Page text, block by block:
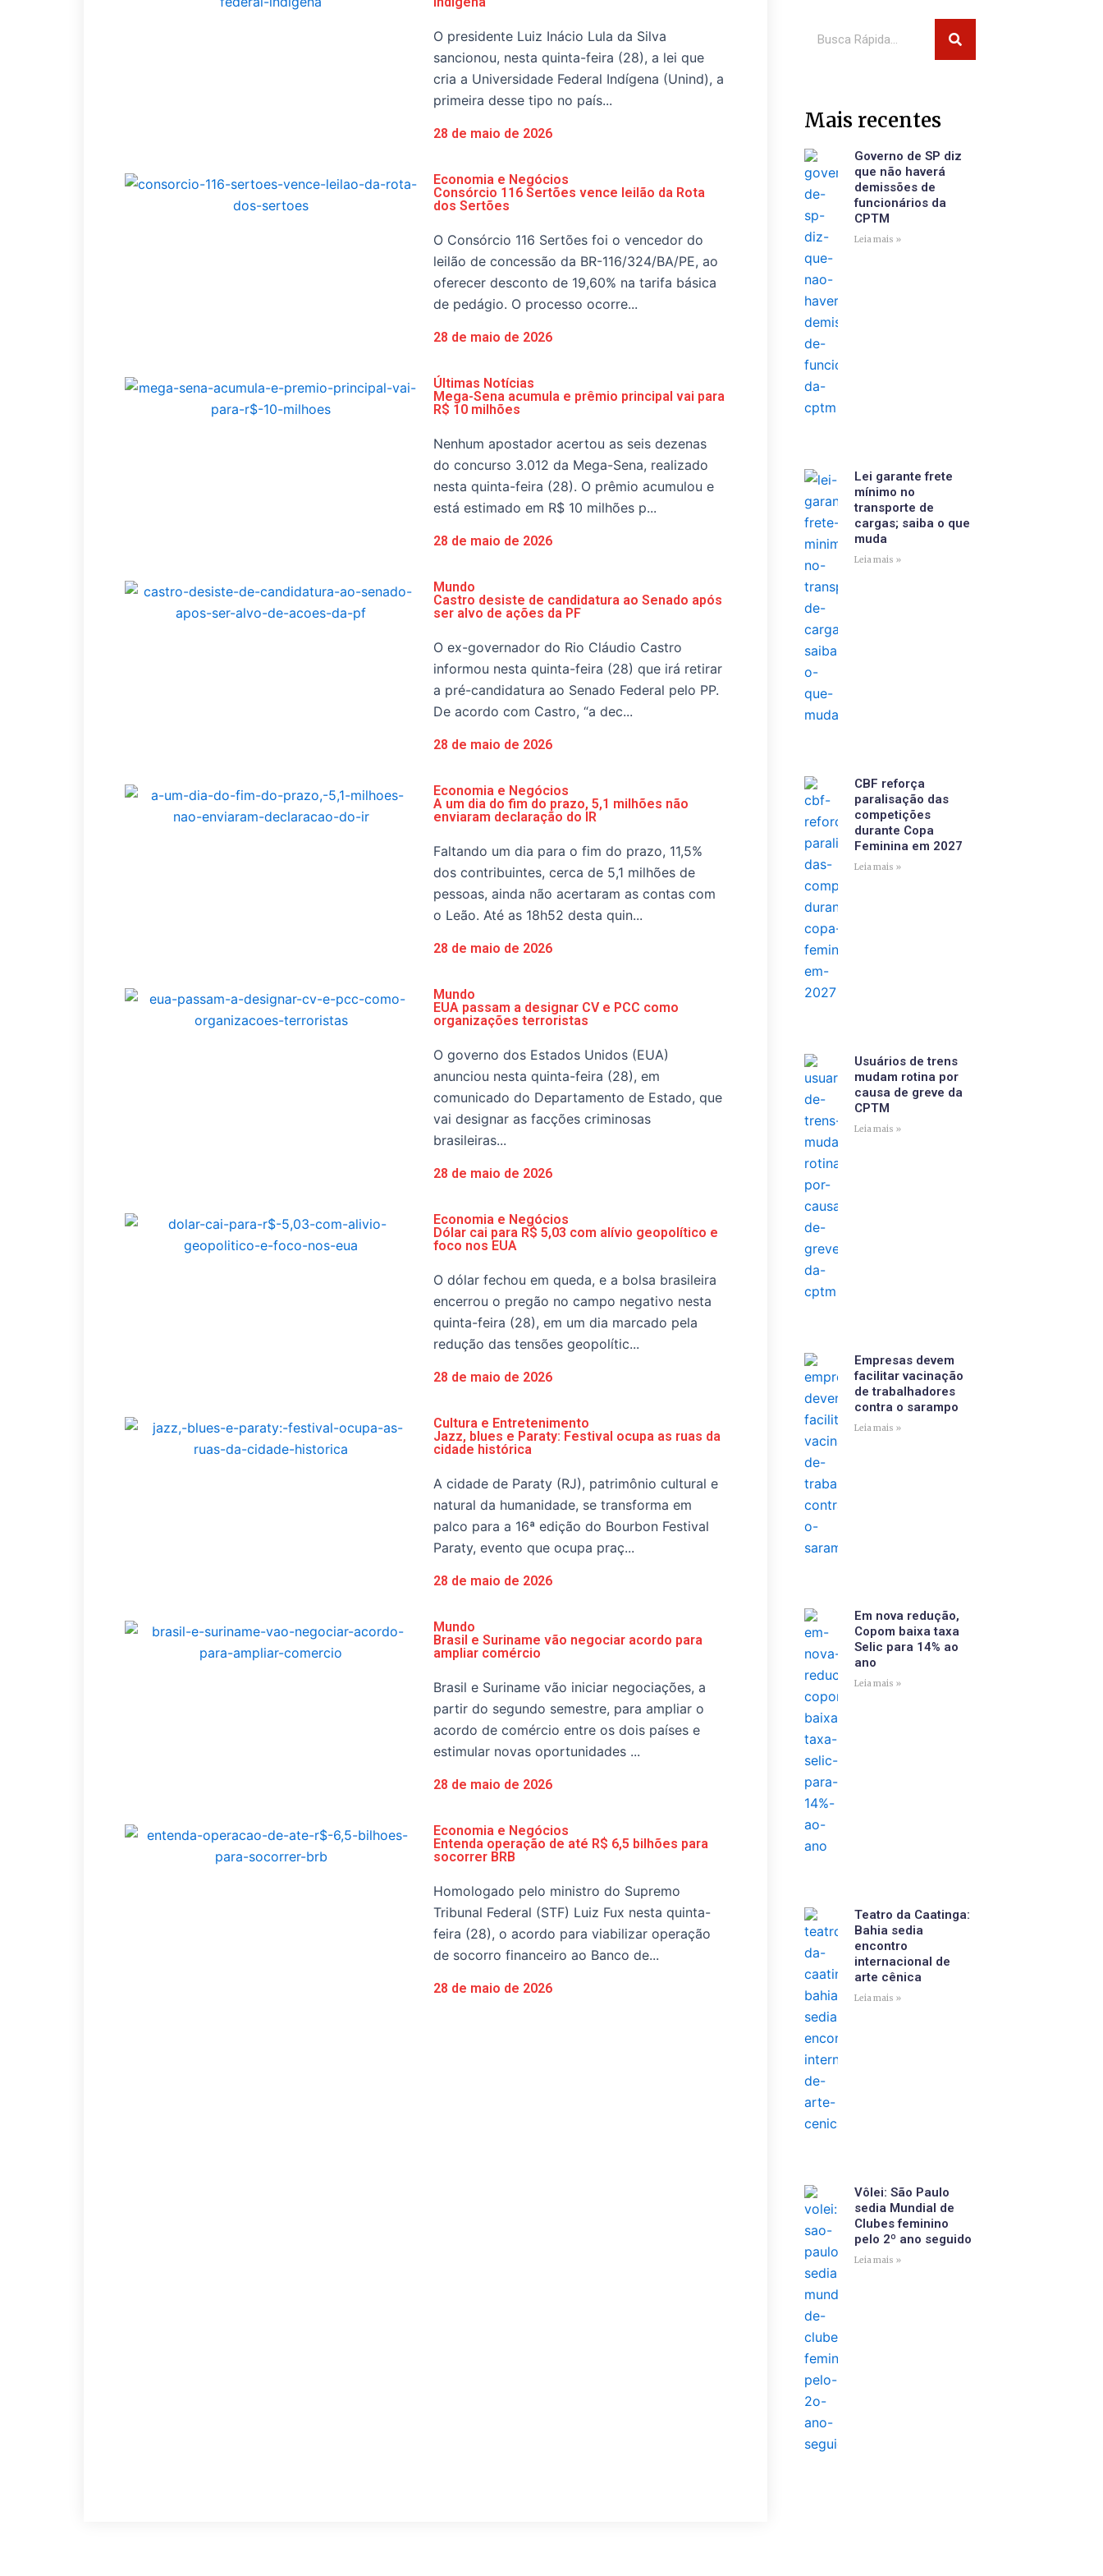
O presidente Luiz Inácio Lula da Silva
sancionou, nesta quinta-feira (28), a lei que
cria a Universidade Federal Indígena (Unind), a
primeira desse tipo no país...
28 de maio de 2026
Economia e Negócios
Consórcio 116 Sertões vence leilão da Rota
dos Sertões
O Consórcio 116 Sertões foi o vencedor do
leilão de concessão da BR-116/324/BA/PE, ao
oferecer desconto de 19,60% na tarifa básica
de pedágio. O processo ocorre...
28 de maio de 2026
Últimas Notícias
Mega-Sena acumula e prêmio principal vai para
R$ 10 milhões
Nenhum apostador acertou as seis dezenas
do concurso 3.012 da Mega-Sena, realizado
nesta quinta-feira (28). O prêmio acumulou e
está estimado em R$ 10 milhões p...
28 de maio de 2026
Mundo
Castro desiste de candidatura ao Senado após
ser alvo de ações da PF
O ex-governador do Rio Cláudio Castro
informou nesta quinta-feira (28) que irá retirar
a pré-candidatura ao Senado Federal pelo PP.
De acordo com Castro, “a dec...
28 de maio de 2026
Economia e Negócios
A um dia do fim do prazo, 5,1 milhões não
enviaram declaração do IR
Faltando um dia para o fim do prazo, 11,5%
dos contribuintes, cerca de 5,1 milhões de
pessoas, ainda não acertaram as contas com
o Leão. Até as 18h52 desta quin...
28 de maio de 2026
Mundo
EUA passam a designar CV e PCC como
organizações terroristas
O governo dos Estados Unidos (EUA)
anunciou nesta quinta-feira (28), em
comunicado do Departamento de Estado, que
vai designar as facções criminosas
brasileiras...
28 de maio de 2026
Economia e Negócios
Dólar cai para R$ 5,03 com alívio geopolítico e
foco nos EUA
O dólar fechou em queda, e a bolsa brasileira
encerrou o pregão no campo negativo nesta
quinta-feira (28), em um dia marcado pela
redução das tensões geopolític...
28 de maio de 2026
Cultura e Entretenimento
Jazz, blues e Paraty: Festival ocupa as ruas da
cidade histórica
A cidade de Paraty (RJ), patrimônio cultural e
natural da humanidade, se transforma em
palco para a 16ª edição do Bourbon Festival
Paraty, evento que ocupa praç...
28 de maio de 2026
Mundo
Brasil e Suriname vão negociar acordo para
ampliar comércio
Brasil e Suriname vão iniciar negociações, a
partir do segundo semestre, para ampliar o
acordo de comércio entre os dois países e
estimular novas oportunidades ...
28 de maio de 2026
Economia e Negócios
Entenda operação de até R$ 6,5 bilhões para
socorrer BRB
Homologado pelo ministro do Supremo
Tribunal Federal (STF) Luiz Fux nesta quinta-
feira (28), o acordo para viabilizar operação
de socorro financeiro ao Banco de...
28 de maio de 2026
Mais recentes
Governo de SP diz
que não haverá
demissões de
funcionários da
CPTM
Leia mais »
Lei garante frete
mínimo no
transporte de
cargas; saiba o que
muda
Leia mais »
CBF reforça
paralisação das
competições
durante Copa
Feminina em 2027
Leia mais »
Usuários de trens
mudam rotina por
causa de greve da
CPTM
Leia mais »
Empresas devem
facilitar vacinação
de trabalhadores
contra o sarampo
Leia mais »
Em nova redução,
Copom baixa taxa
Selic para 14% ao
ano
Leia mais »
Teatro da Caatinga:
Bahia sedia
encontro
internacional de
arte cênica
Leia mais »
Vôlei: São Paulo
sedia Mundial de
Clubes feminino
pelo 2º ano seguido
Leia mais »